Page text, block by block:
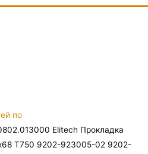
по
Elitech Прокладка
Т750 9202-923005-02 9202-